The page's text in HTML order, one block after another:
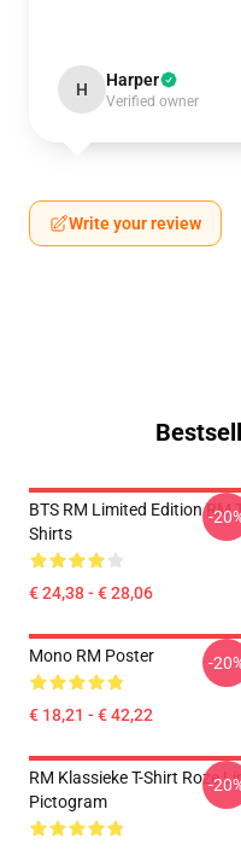
H Harper
Verified owner
Write your review
BTS RM Limited Edition RM
Shirts
€ 24,38 - € 28,06
-
Mono RM Poster
€ 18,21 - € 42,22
-
RM Klassieke T-Shirt Roze
Pictogram
-